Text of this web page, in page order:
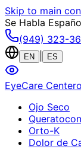
Skip to main
Se Habla
(949) 323-
EN ES
EyeCare Center
Ojo Seco
Orto-K
Dolor de